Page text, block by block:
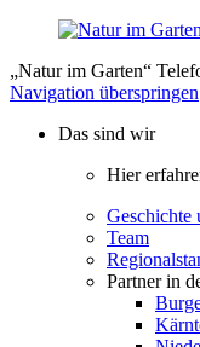
„Natur im Garten“
Navigation überspringen
Das sind wir
Hier
Geschichte
Team
Partner in